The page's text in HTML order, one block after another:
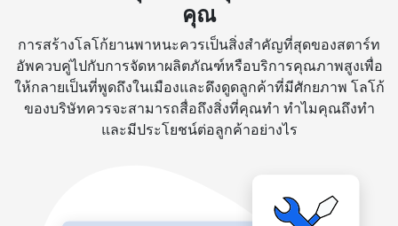
คุณ
การสร้างโลโก้ยานพาหนะควรเป็นสิ่งสำคัญที่สุดของสตาร์ท
อัพควบคู่ไปกับการจัดหาผลิตภัณฑ์หรือบริการคุณภาพสูงเพื่อ
ให้กลายเป็นที่พูดถึงในเมืองและดึงดูดลูกค้าที่มีศักยภาพ โลโก้
ของบริษัทควรจะสามารถสื่อถึงสิ่งที่คุณทำ ทำไมคุณถึงทำ
และมีประโยชน์ต่อลูกค้าอย่างไร